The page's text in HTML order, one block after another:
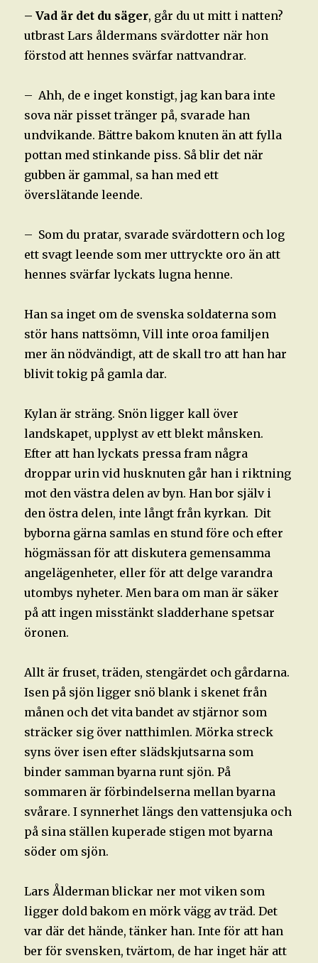
– Vad är det du säger, går du ut mitt i natten?
utbrast Lars åldermans svärdotter när hon
förstod att hennes svärfar nattvandrar.
– Ahh, de e inget konstigt, jag kan bara inte
sova när pisset tränger på, svarade han
undvikande. Bättre bakom knuten än att fylla
pottan med stinkande piss. Så blir det när
gubben är gammal, sa han med ett
överslätande leende.
– Som du pratar, svarade svärdottern och log
ett svagt leende som mer uttryckte oro än att
hennes svärfar lyckats lugna henne.
Han sa inget om de svenska soldaterna som
stör hans nattsömn, Vill inte oroa familjen
mer än nödvändigt, att de skall tro att han har
blivit tokig på gamla dar.
Kylan är sträng. Snön ligger kall över
landskapet, upplyst av ett blekt månsken.
Efter att han lyckats pressa fram några
droppar urin vid husknuten går han i riktning
mot den västra delen av byn. Han bor själv i
den östra delen, inte långt från kyrkan. Dit
byborna gärna samlas en stund före och efter
högmässan för att diskutera gemensamma
angelägenheter, eller för att delge varandra
utombys nyheter. Men bara om man är säker
på att ingen misstänkt sladderhane spetsar
öronen.
Allt är fruset, träden, stengärdet och gårdarna.
Isen på sjön ligger snö blank i skenet från
månen och det vita bandet av stjärnor som
sträcker sig över natthimlen. Mörka streck
syns över isen efter slädskjutsarna som
binder samman byarna runt sjön. På
sommaren är förbindelserna mellan byarna
svårare. I synnerhet längs den vattensjuka och
på sina ställen kuperade stigen mot byarna
söder om sjön.
Lars Ålderman blickar ner mot viken som
ligger dold bakom en mörk vägg av träd. Det
var där det hände, tänker han. Inte för att han
ber för svensken, tvärtom, de har inget här att